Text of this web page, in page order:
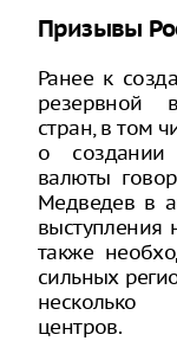
Призывы
Ранее к
резервной
стран, в том
о создании
валюты
Медведев в
выступления
также
сильных
несколько
центров.